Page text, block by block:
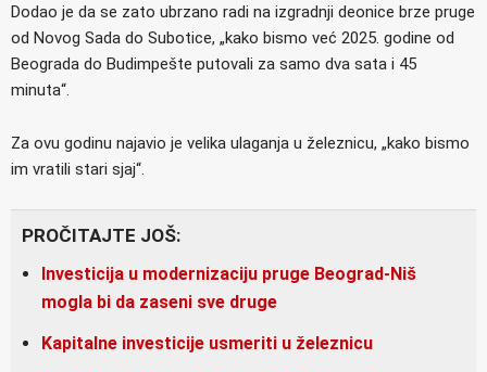
Dodao je da se zato ubrzano radi na izgradnji deonice brze pruge
od Novog Sada do Subotice, „kako bismo već 2025. godine od
Beograda do Budimpešte putovali za samo dva sata i 45
minuta“.
Za ovu godinu najavio je velika ulaganja u železnicu, „kako bismo
im vratili stari sjaj“.
PROČITAJTE JOŠ:
Investicija u modernizaciju pruge Beograd-Niš
mogla bi da zaseni sve druge
Kapitalne investicije usmeriti u železnicu